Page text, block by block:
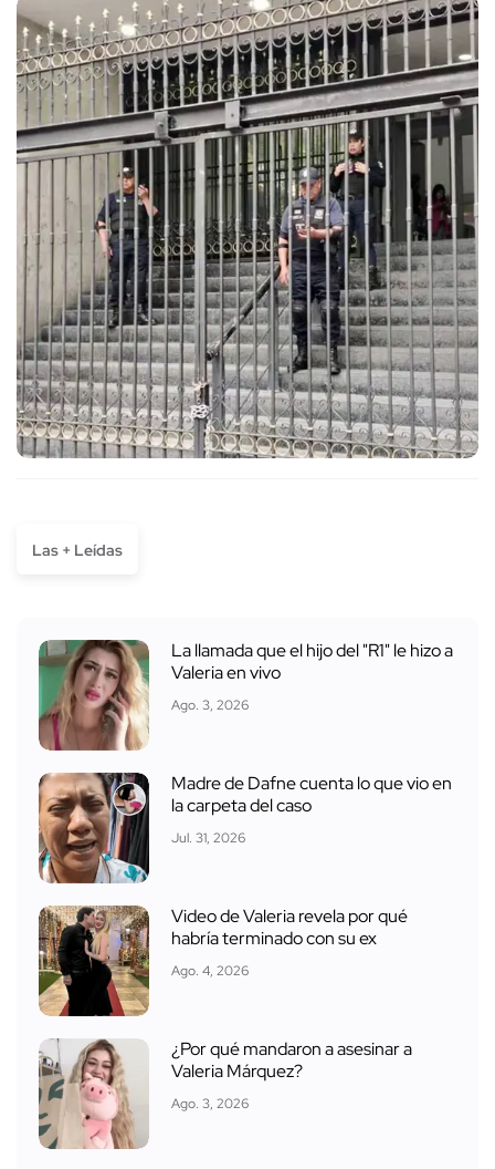
Las + Leídas
La llamada que el hijo del "R1" le hizo a
Valeria en vivo
Ago. 3, 2026
Madre de Dafne cuenta lo que vio en
la carpeta del caso
Jul. 31, 2026
Video de Valeria revela por qué
habría terminado con su ex
Ago. 4, 2026
¿Por qué mandaron a asesinar a
Valeria Márquez?
Ago. 3, 2026